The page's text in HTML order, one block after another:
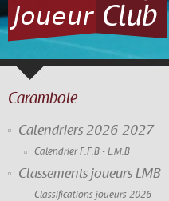
Carambole
Calendriers 2026-2027
Calendrier F.F.B - L.M.B
Classements joueurs LMB
Classifications joueurs 2026-